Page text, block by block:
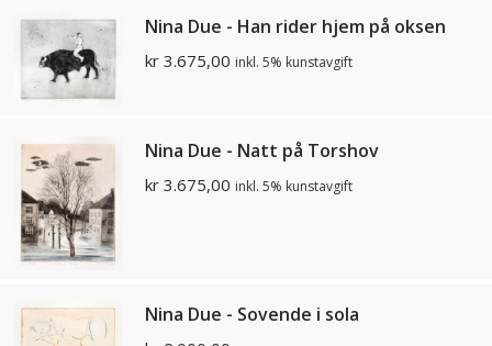
Nina Due - Han rider hjem på oksen
kr 3.675,00 inkl. 5% kunstavgift
Nina Due - Natt på Torshov
kr 3.675,00 inkl. 5% kunstavgift
Nina Due - Sovende i sola